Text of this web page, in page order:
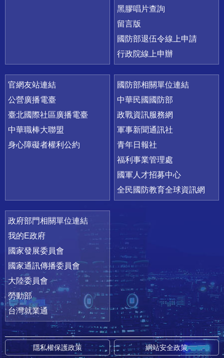
黑膠唱片查詢
留言版
國防部退伍令線上申請
行政院線上申辦
官網友站連結
公營廣播電臺
臺北國際社區廣播電臺
中華職棒大聯盟
身心障礙者權利公約
國防部相關單位連結
中華民國國防部
政戰資訊服務網
軍事新聞通訊社
青年日報社
福利事業管理處
國軍人才招募中心
全民國防教育全球資訊網
政府部門相關單位連結
我的E政府
國家發展委員會
國家通訊傳播委員會
大陸委員會
勞動部
台灣就業通
隱私權保護政策 網站安全政策